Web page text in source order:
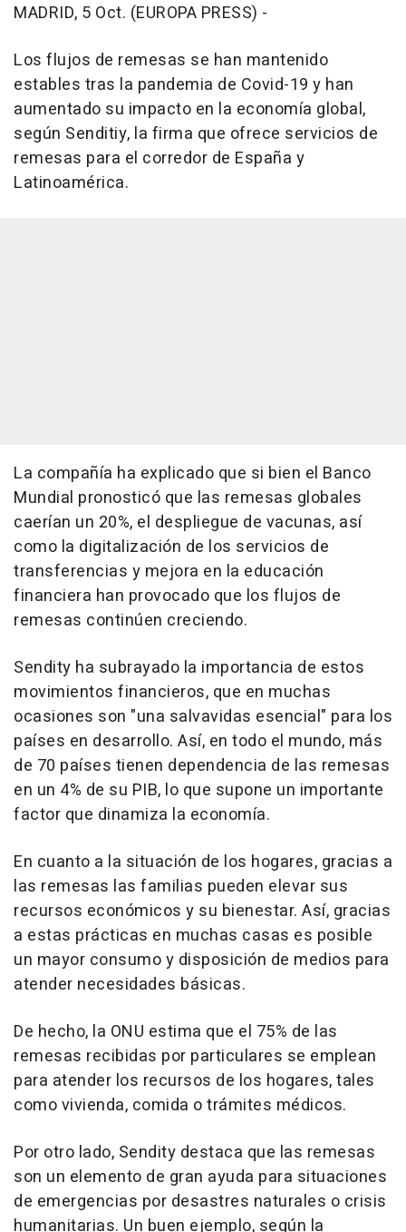
MADRID, 5 Oct. (EUROPA PRESS) -
Los flujos de remesas se han mantenido
estables tras la pandemia de Covid-19 y han
aumentado su impacto en la economía global,
según Senditiy, la firma que ofrece servicios de
remesas para el corredor de España y
Latinoamérica.
La compañía ha explicado que si bien el Banco
Mundial pronosticó que las remesas globales
caerían un 20%, el despliegue de vacunas, así
como la digitalización de los servicios de
transferencias y mejora en la educación
financiera han provocado que los flujos de
remesas continúen creciendo.
Sendity ha subrayado la importancia de estos
movimientos financieros, que en muchas
ocasiones son "una salvavidas esencial" para los
países en desarrollo. Así, en todo el mundo, más
de 70 países tienen dependencia de las remesas
en un 4% de su PIB, lo que supone un importante
factor que dinamiza la economía.
En cuanto a la situación de los hogares, gracias a
las remesas las familias pueden elevar sus
recursos económicos y su bienestar. Así, gracias
a estas prácticas en muchas casas es posible
un mayor consumo y disposición de medios para
atender necesidades básicas.
De hecho, la ONU estima que el 75% de las
remesas recibidas por particulares se emplean
para atender los recursos de los hogares, tales
como vivienda, comida o trámites médicos.
Por otro lado, Sendity destaca que las remesas
son un elemento de gran ayuda para situaciones
de emergencias por desastres naturales o crisis
humanitarias. Un buen ejemplo, según la